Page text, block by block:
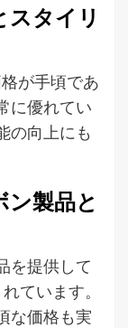
タイリ
が手頃であ
に優れてい
の向上にも
製品と
を提供して
ています。
な価格も実